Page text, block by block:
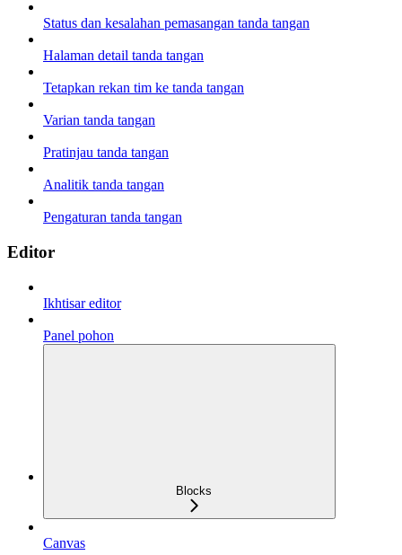
Status dan kesalahan pemasangan tanda tangan
Halaman detail tanda tangan
Tetapkan rekan tim ke tanda tangan
Varian tanda tangan
Pratinjau tanda tangan
Analitik tanda tangan
Pengaturan tanda tangan
Editor
Ikhtisar editor
Panel pohon
Blocks
Canvas